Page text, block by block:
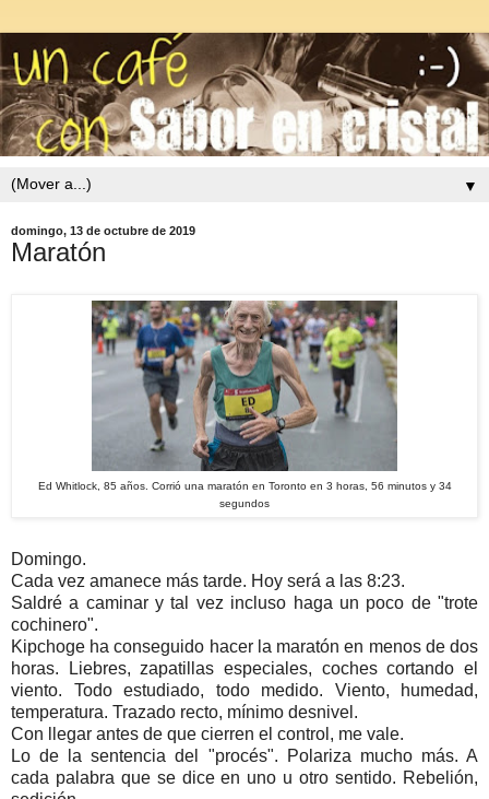
▼
domingo, 13 de octubre de 2019
Maratón
Ed Whitlock, 85 años. Corrió una maratón en Toronto en 3 horas, 56 minutos y 34
segundos
Domingo.
Cada vez amanece más tarde. Hoy será a las 8:23.
Saldré a caminar y tal vez incluso haga un poco de "trote
cochinero".
Kipchoge ha conseguido hacer la maratón en menos de dos
horas. Liebres, zapatillas especiales, coches cortando el
viento. Todo estudiado, todo medido. Viento, humedad,
temperatura. Trazado recto, mínimo desnivel.
Con llegar antes de que cierren el control, me vale.
Lo de la sentencia del "procés". Polariza mucho más. A
cada palabra que se dice en uno u otro sentido. Rebelión,